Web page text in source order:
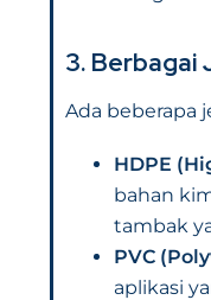
3. Berbagai
Ada beberapa
HDPE
bahan
tambak
PVC
aplikasi